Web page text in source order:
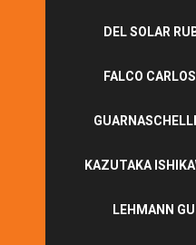
DEL SOLAR
FALCO
KAZUTAKA
LEHMANN